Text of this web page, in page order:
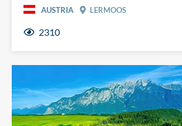
AUSTRIA LERMOOS
2310